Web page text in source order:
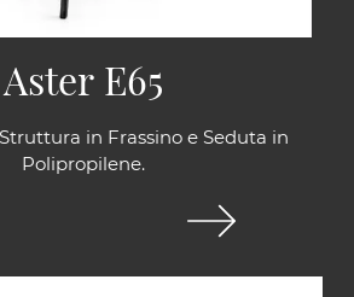
in Frassino e Seduta in
Polipropilene.
Aster E65